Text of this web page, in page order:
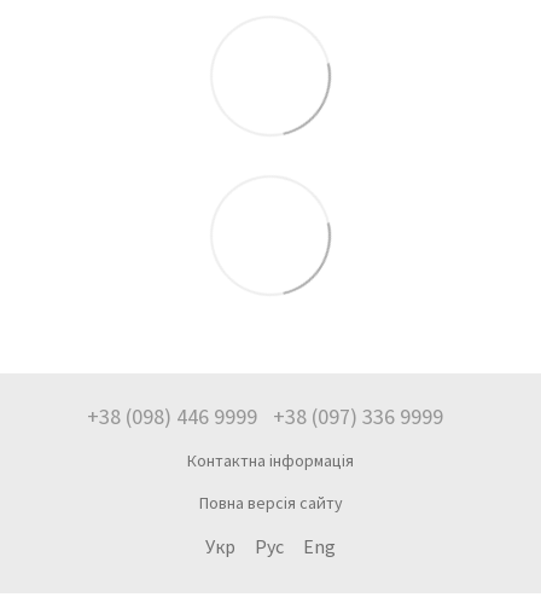
+38 (098) 446 9999 +38 (097) 336 9999
Контактна інформація
Повна версія сайту
Укр Рус Eng